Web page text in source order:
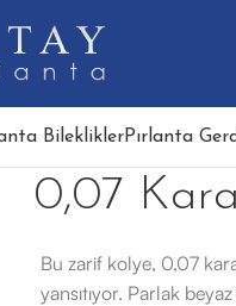
BilekliklerPırlanta
0,07
Bu zarif kolye, 0,07
yansıtıyor. Parlak